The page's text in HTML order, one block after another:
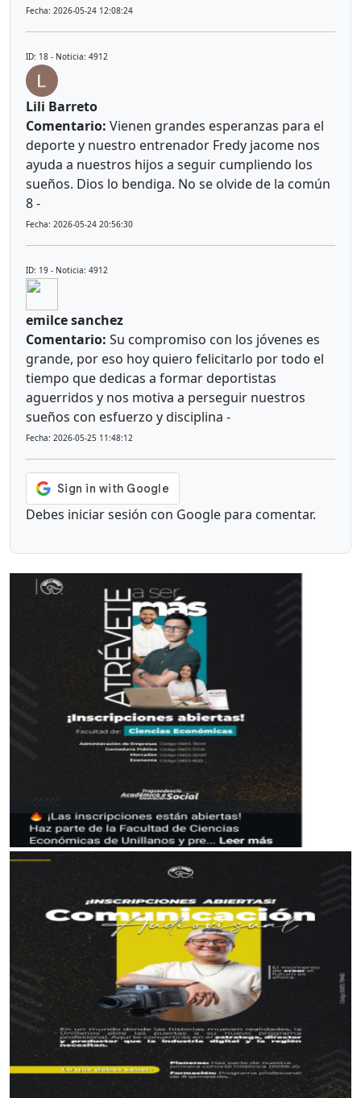
Fecha: 2026-05-24 12:08:24
ID: 18 - Noticia: 4912
Lili Barreto
Comentario:Vienen grandes esperanzas para el
deporte y nuestro entrenador Fredy jacome nos
ayuda a nuestros hijos a seguir cumpliendo los
sueños. Dios lo bendiga. No se olvide de la común
8 -
Fecha: 2026-05-24 20:56:30
ID: 19 - Noticia: 4912
emilce sanchez
Comentario:Su compromiso con los jóvenes es
grande, por eso hoy quiero felicitarlo por todo el
tiempo que dedicas a formar deportistas
aguerridos y nos motiva a perseguir nuestros
sueños con esfuerzo y disciplina -
Fecha: 2026-05-25 11:48:12
Debes iniciar sesión con Google para comentar.